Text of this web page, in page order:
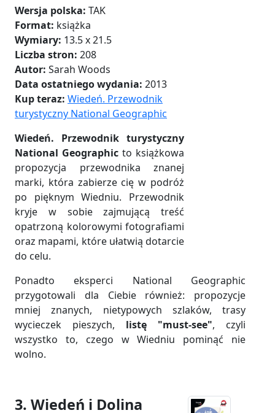
Wersja polska: TAK
Format: książka
Wymiary: 13.5 x 21.5
Liczba stron: 208
Autor: Sarah Woods
Data ostatniego wydania: 2013
Kup teraz: Wiedeń. Przewodnik
turystyczny National Geographic
Wiedeń. Przewodnik turystyczny
National Geographic to książkowa
propozycja przewodnika znanej
marki, która zabierze cię w podróż
po pięknym Wiedniu. Przewodnik
kryje w sobie zajmującą treść
opatrzoną kolorowymi fotografiami
oraz mapami, które ułatwią dotarcie
do celu.
Ponadto eksperci National Geographic
przygotowali dla Ciebie również: propozycje
mniej znanych, nietypowych szlaków, trasy
wycieczek pieszych, listę "must-see", czyli
wszystko to, czego w Wiedniu pominąć nie
wolno.
3. Wiedeń i Dolina